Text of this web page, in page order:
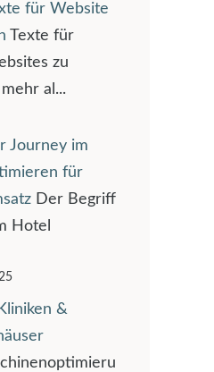
für Website
Texte für
zu
al...
Journey im
für
Der Begriff
Hotel
&